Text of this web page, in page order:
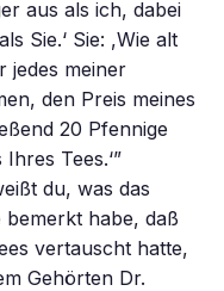
aus als ich, dabei
Sie.‘ Sie: ,Wie alt
jedes meiner
den Preis meines
20 Pfennige
Tees.‘”
du, was das
bemerkt habe, daß
vertauscht hatte,
Gehörten Dr.